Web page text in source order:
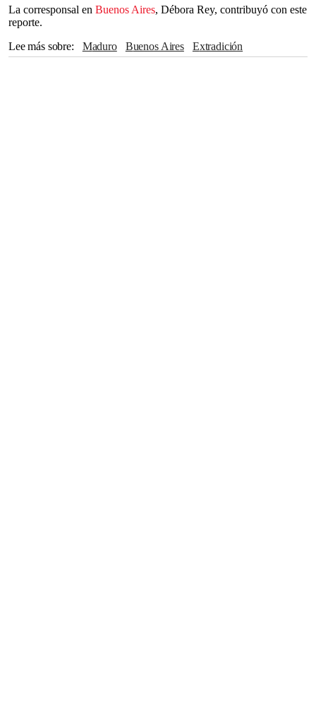
La corresponsal en Buenos Aires, Débora Rey, contribuyó con este
reporte.
Lee más sobre
Maduro Buenos Aires
Extradición